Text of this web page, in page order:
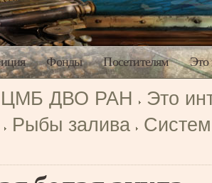
Фонды Посетителям Это
ДВО РАН
Это
Рыбы залива